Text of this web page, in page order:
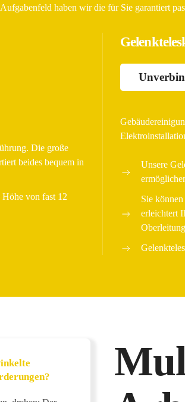
haben wir die für Sie garantiert
Die große
beides bequem in
Höhe von fast 12
Unsere
Sie
erleichtert